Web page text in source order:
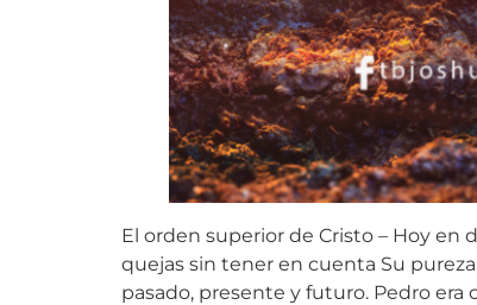
El orden superior de Cristo – Hoy en
quejas sin tener en cuenta Su
pasado, presente y futuro. Pedro era